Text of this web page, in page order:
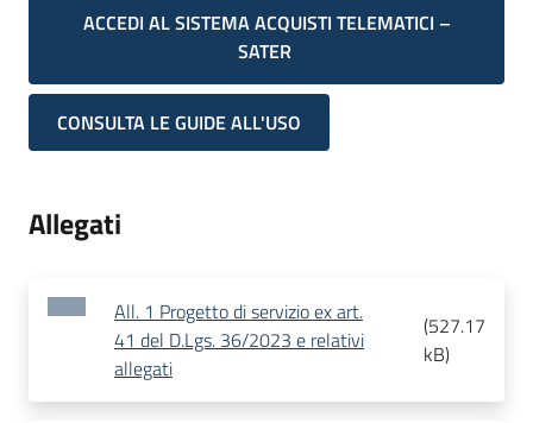
ACCEDI AL SISTEMA ACQUISTI TELEMATICI –
SATER
CONSULTA LE GUIDE ALL'USO
Allegati
All. 1 Progetto di servizio ex art.
41 del D.Lgs. 36/2023 e relativi
allegati
(527.17
kB)